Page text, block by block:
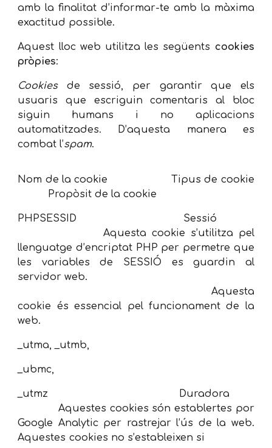
amb la finalitat d’informar-te amb la màxima
exactitud possible.
Aquest lloc web utilitza les següents cookies
pròpies:
Cookiesde sessió, per garantir que els
usuaris que escriguin comentaris al bloc
siguin humans i no aplicacions
automatitzades. D’aquesta manera es
combat l’spam.
Nom de la cookie Tipus de cookie
Propòsit de la cookie
PHPSESSID Sessió
Aquesta cookie s’utilitza pel
llenguatge d’encriptat PHP per permetre que
les variables de SESSIÓ es guardin al
servidor web.
Aquesta
cookie és essencial pel funcionament de la
web.
_utma, _utmb,
_ubmc,
_utmz Duradora
Aquestes cookies són establertes por
Google Analytic per rastrejar l’ús de la web.
Aquestes cookies no s’estableixen si